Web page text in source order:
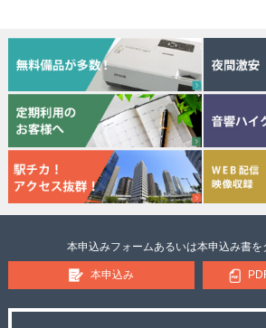
本申込みフォームあるいは本申込み書を
本申込み